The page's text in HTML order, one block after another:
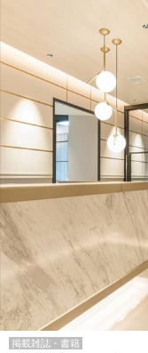
掲載雑誌・書籍